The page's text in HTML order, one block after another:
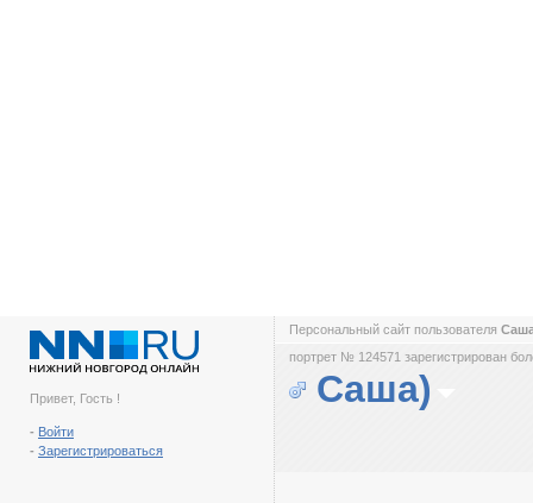
Привет, Гость !
- Войти
- Зарегистрироваться
Персональный сайт пользователя
портрет № 124571 зарегистрирован
Саша)